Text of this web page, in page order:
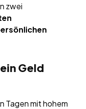
zwei
Geld
Tagen mit hohem